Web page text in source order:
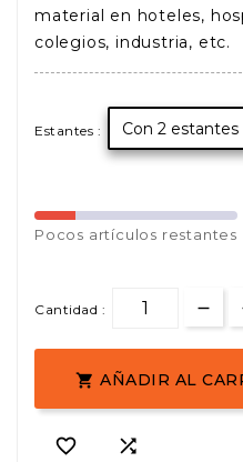
material en hoteles,
colegios, industria, etc.
Estantes : Con 2 estantes
Pocos artículos restantes
Cantidad :
 AÑADIR AL
 